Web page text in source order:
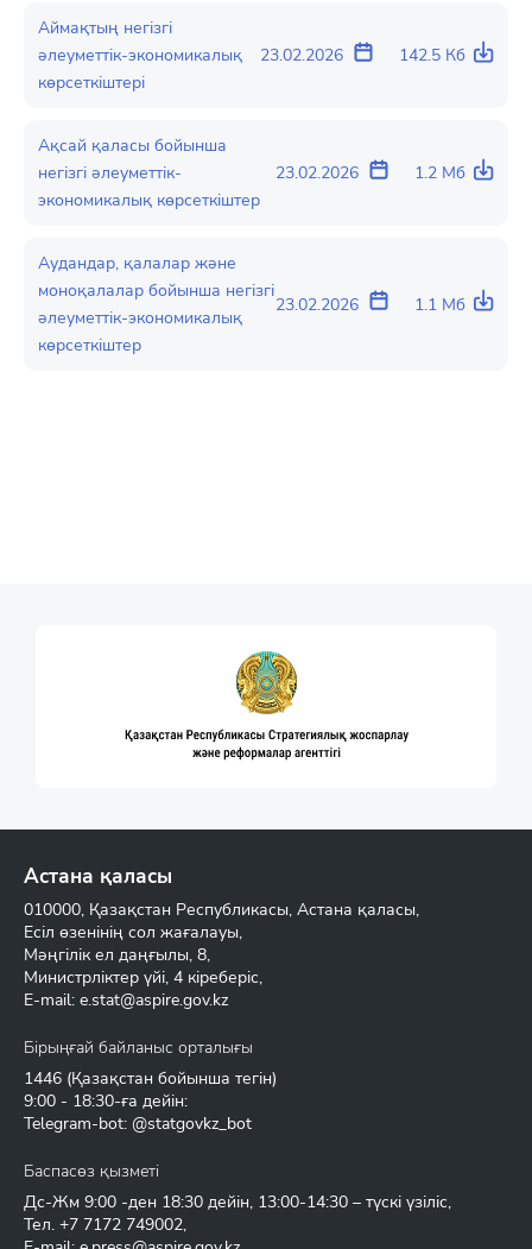
Аймақтың негізгі
әлеуметтік-экономикалық
көрсеткіштері
23.02.2026 142.5 Кб
Ақсай қаласы бойынша
негізгі әлеуметтік-
экономикалық көрсеткіштер
23.02.2026 1.2 Мб
Аудандар, қалалар және
моноқалалар бойынша негізгі
әлеуметтік-экономикалық
көрсеткіштер
23.02.2026 1.1 Мб
Астана қаласы
010000, Қазақстан Республикасы, Астана қаласы,
Есіл өзенінің сол жағалауы,
Мәңгілік ел даңғылы, 8,
Министрліктер үйі, 4 кіреберіс,
E-mail: e.stat@aspire.gov.kz
Бірыңғай байланыс орталығы
1446 (Қазақстан бойынша тегін)
9:00 - 18:30-ға дейін:
Telegram-bot: @statgovkz_bot
Баспасөз қызметі
Дс-Жм 9:00 -ден 18:30 дейін, 13:00-14:30 – түскі үзіліс,
Тел. +7 7172 749002,